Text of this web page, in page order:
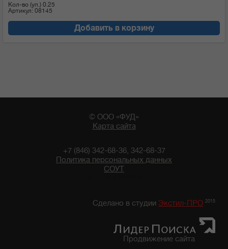
Кол-во (уп.) 0.25
Артикул: 08145
Добавить в корзину
© ООО «ФУД»
Карта сайта
+7 (846) 342-68-36, 342-68-37
Политика персональных данных
СОУТ
Сделано в студии Экстил-ПРО 2015
Продвижение сайта